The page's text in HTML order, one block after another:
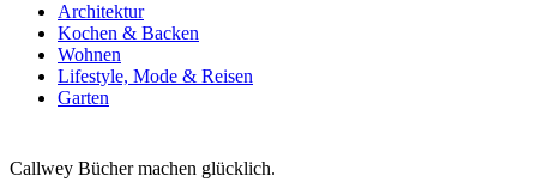
Architektur
Kochen & Backen
Wohnen
Lifestyle, Mode & Reisen
Garten
Callwey Bücher machen glücklich.